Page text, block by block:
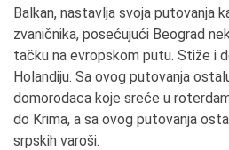
Balkan, nastavlja svoja putovanja
zvaničnika, posećujući Beograd
tačku na evropskom putu. Stiže i
Holandiju. Sa ovog putovanja
domorodaca koje sreće u
do Krima, a sa ovog putovanja
srpskih varoši.